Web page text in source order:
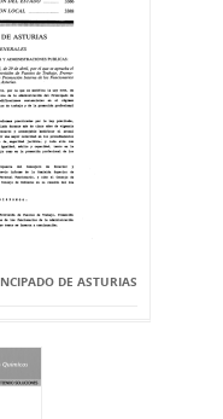
DE ASTURIAS